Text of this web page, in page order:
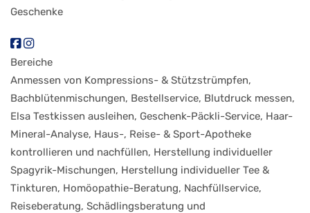
Geschenke
Bereiche
Anmessen von Kompressions- & Stützstrümpfen,
Bachblütenmischungen, Bestellservice, Blutdruck messen,
Elsa Testkissen ausleihen, Geschenk-Päckli-Service, Haar-
Mineral-Analyse, Haus-, Reise- & Sport-Apotheke
kontrollieren und nachfüllen, Herstellung individueller
Spagyrik-Mischungen, Herstellung individueller Tee &
Tinkturen, Homöopathie-Beratung, Nachfüllservice,
Reiseberatung, Schädlingsberatung und